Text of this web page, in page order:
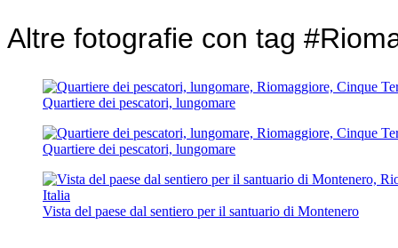
Altre fotografie con tag
Quartiere dei pescatori, lungomare
Quartiere dei pescatori, lungomare
Vista del paese dal sentiero per il santuario di Montenero